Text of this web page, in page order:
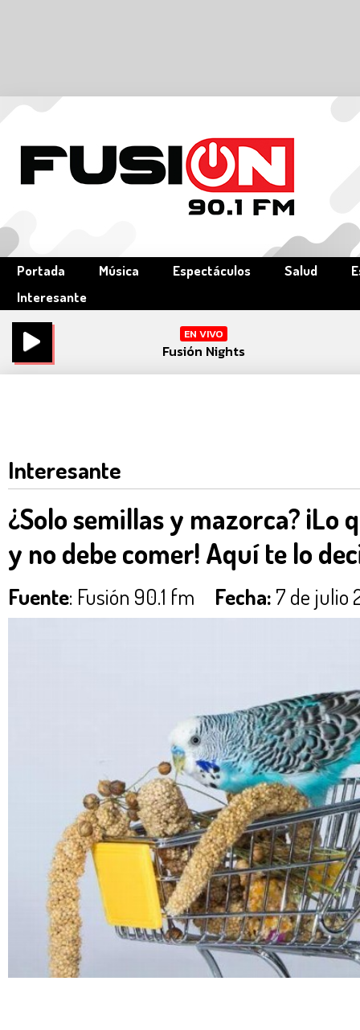
Portada Música Espectáculos Salud
Interesante
EN VIVO
Fusión Nights
Interesante
¿Solo semillas y mazorca? ¡Lo
y no debe comer! Aquí te lo
Fuente: Fusión 90.1 fm Fecha: 7 de julio